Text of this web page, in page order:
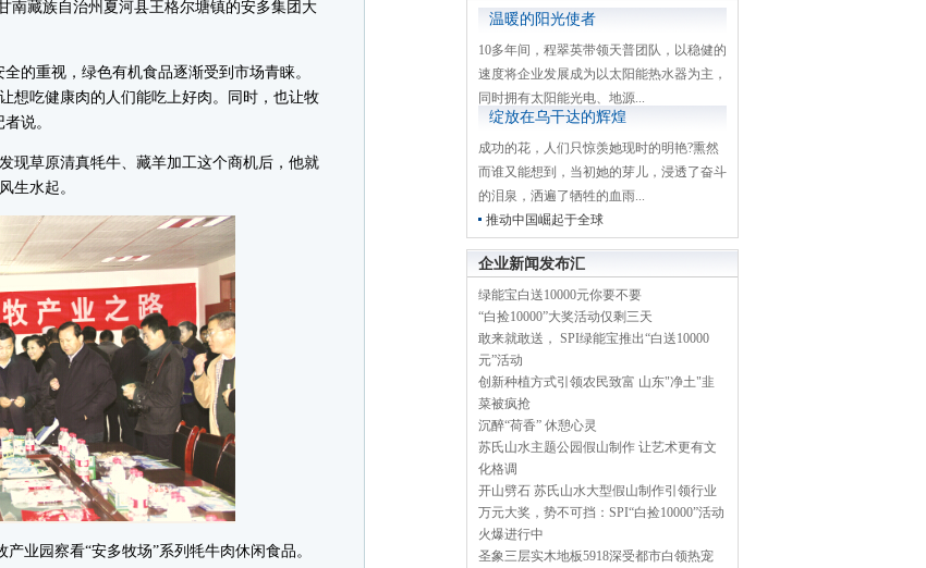
藏族自治州夏河县王格尔塘镇的安多集团大
重视，绿色有机食品逐渐受到市场青睐。
想吃健康肉的人们能吃上好肉。同时，也让牧
说。
草原清真牦牛、藏羊加工这个商机后，他就
生水起。
业园察看“安多牧场”系列牦牛肉休闲食品。
温暖的阳光使者
10多年间，程翠英带领天普团队，以稳健的
速度将企业发展成为以太阳能热水器为主，
同时拥有太阳能光电、地源...
绽放在乌干达的辉煌
成功的花，人们只惊羡她现时的明艳?熏然
而谁又能想到，当初她的芽儿，浸透了奋斗
的泪泉，洒遍了牺牲的血雨...
推动中国崛起于全球
企业新闻发布汇
绿能宝白送10000元你要不要
“白捡10000”大奖活动仅剩三天
敢来就敢送， SPI绿能宝推出“白送10000
元”活动
创新种植方式引领农民致富 山东"净土"韭
菜被疯抢
沉醉“荷香” 休憩心灵
苏氏山水主题公园假山制作 让艺术更有文
化格调
开山劈石 苏氏山水大型假山制作引领行业
万元大奖，势不可挡：SPI“白捡10000”活动
火爆进行中
圣象三层实木地板5918深受都市白领热宠